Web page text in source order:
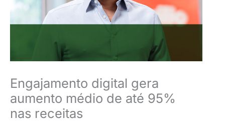
Engajamento digital gera
aumento médio de até 95%
nas receitas